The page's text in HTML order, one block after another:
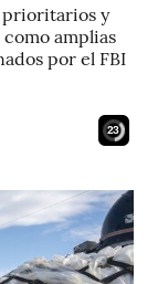
prioritarios y
amplias
por el FBI
21